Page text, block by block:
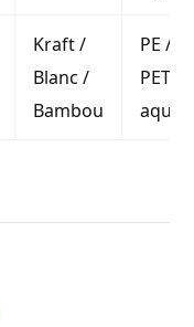
Kraft /
Blanc /
Bambou
PE /
PET /